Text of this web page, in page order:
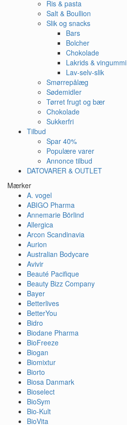
Ris & pasta
Salt & Boullion
Slik og snacks
Bars
Bolcher
Chokolade
Lakrids & vingummi
Lav-selv-slik
Smørrepålæg
Sødemidler
Tørret frugt og bær
Chokolade
Sukkerfri
Tilbud
Spar 40%
Populære varer
Annonce tilbud
DATOVARER & OUTLET
Mærker
A. vogel
ABIGO Pharma
Annemarie Börlind
Allergica
Arcon Scandinavia
Aurion
Australian Bodycare
Avivir
Beauté Pacifique
Beauty Bizz Company
Bayer
Betterlives
BetterYou
Bidro
Biodane Pharma
BioFreeze
Biogan
Biomixtur
Biorto
Biosa Danmark
Bioselect
BioSym
Bio-Kult
BioVita